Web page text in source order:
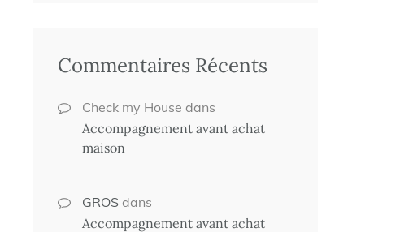
Commentaires Récents
Check my House dans
Accompagnement avant achat
maison
GROS dans
Accompagnement avant achat